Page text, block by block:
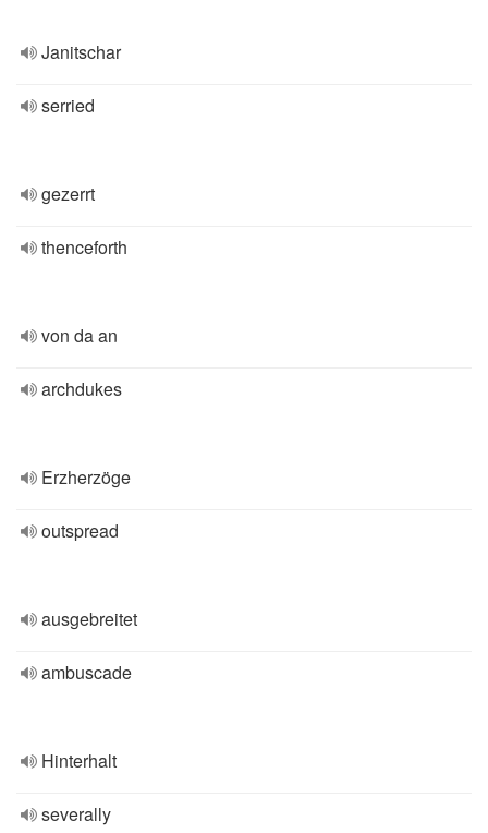
Janitschar
serried
gezerrt
thenceforth
von da an
archdukes
Erzherzöge
outspread
ausgebreitet
ambuscade
Hinterhalt
severally